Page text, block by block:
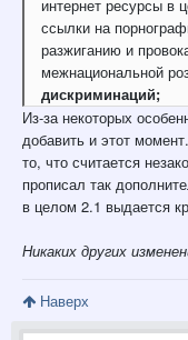
интернет ресурсы в
ссылки на
разжиганию и
межнациональной
дискриминаций;
Из-за некоторых
добавить и этот
то, что считается
прописал так
в целом 2.1 выдается
Никаких других
Наверх